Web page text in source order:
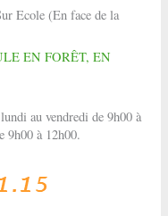
Ecole (En face de la
EN FORÊT, EN
au vendredi de 9h00 à
9h00 à 12h00.